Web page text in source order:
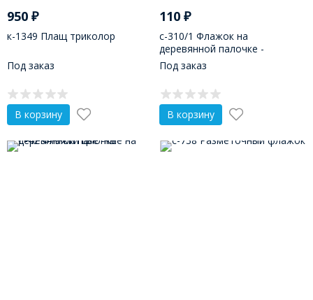
950 ₽
к-1349 Плащ триколор
Под заказ
В корзину
110₽
с-310/1 Флажок на
деревянной палочке -
РОССИЯ
Под заказ
В корзину